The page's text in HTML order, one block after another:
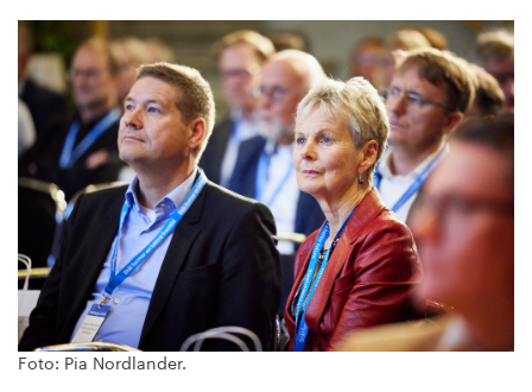
Foto: Pia Nordlander.